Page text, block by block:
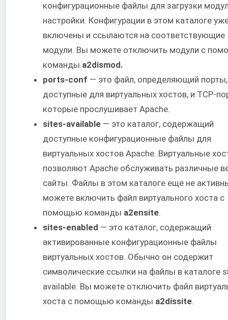
конфигурационные файлы для загрузки
настройки. Конфигурации в этом каталоге
включены и ссылаются на соответствующие
модули. Вы можете отключить модули с
команды a2dismod.
ports-conf — это файл, определяющий порты,
доступные для виртуальных хостов, и TCP-
которые прослушивает Apache.
sites-available — это каталог, содержащий
доступные конфигурационные файлы для
виртуальных хостов Apache. Виртуальные
позволяют Apache обслуживать различные
сайты. Файлы в этом каталоге еще не
можете включить файл виртуального хоста с
помощью команды a2ensite.
sites-enabled — это каталог, содержащий
активированные конфигурационные файлы
виртуальных хостов. Обычно он содержит
символические ссылки на файлы в каталоге
available. Вы можете отключить файл
хоста с помощью команды a2dissite.